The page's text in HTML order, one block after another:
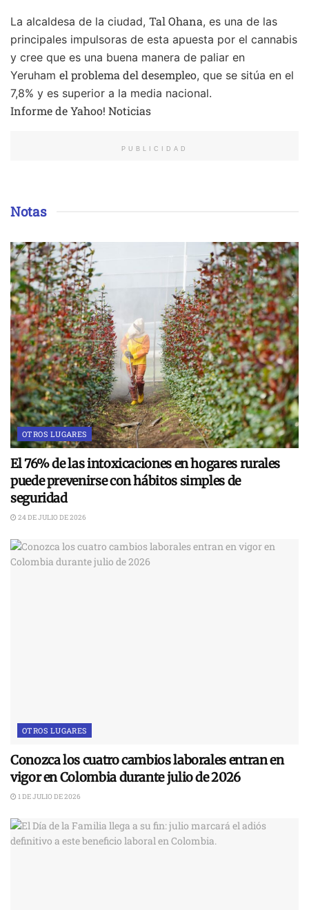
La alcaldesa de la ciudad, Tal Ohana, es una de las
principales impulsoras de esta apuesta por el cannabis
y cree que es una buena manera de paliar en
Yeruham el problema del desempleo, que se sitúa en el
7,8% y es superior a la media nacional.
Informe de Yahoo! Noticias
PUBLICIDAD
Notas
OTROS LUGARES
El 76% de las intoxicaciones en hogares rurales
puede prevenirse con hábitos simples de
seguridad
24 DE JULIO DE 2026
OTROS LUGARES
Conozca los cuatro cambios laborales entran en
vigor en Colombia durante julio de 2026
1 DE JULIO DE 2026